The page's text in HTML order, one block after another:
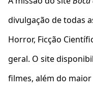
divulgação de todas
Horror, Ficção
geral. O site
filmes, além do